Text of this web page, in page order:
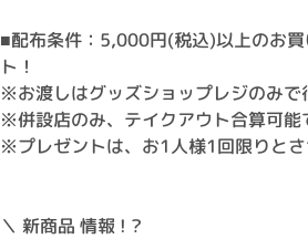
■配布条件：5,000円(税込)以上のお
ト！
※お渡しはグッズショップレジのみで
※併設店のみ、テイクアウト合算可能
※プレゼントは、お1人様1回限りとさ
＼ 新商品 情報 ! ?